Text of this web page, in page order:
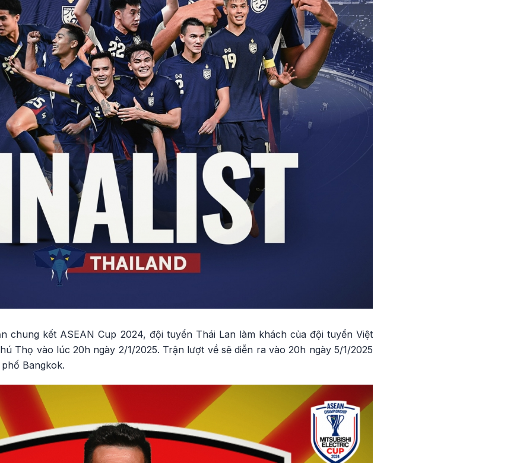
chung kết ASEAN Cup 2024, đội tuyển Thái Lan làm khách của đội tuyển Việt
Thọ vào lúc 20h ngày 2/1/2025. Trận lượt về sẽ diễn ra vào 20h ngày 5/1/2025
Bangkok.